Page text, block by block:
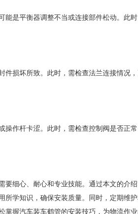
能是平衡器调整不当或连接部件松动。此
件损坏所致。此时，需检查法兰连接情况
操作杆卡涩。此时，需检查控制阀是否正
要细心、耐心和专业技能。通过本文的介
所学知识，确保安装质量。同时，定期维
掌握汽车装车鹤管的安装技巧，为物流作业